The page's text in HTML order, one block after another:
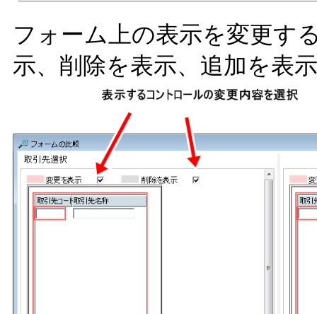
フォーム上の表示を変更す
示、削除を表示、追加を表